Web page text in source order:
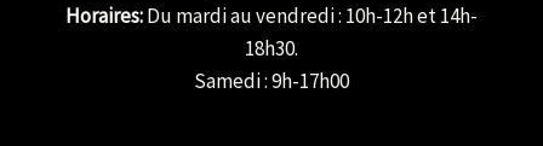
Horaires:Du mardi au vendredi : 10h-12h et 14h-
18h30.
Samedi : 9h-17h00